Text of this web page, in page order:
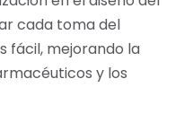
cada toma del
fácil, mejorando la
y los